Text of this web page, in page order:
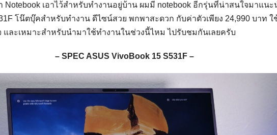
Notebook เอาไว้สำหรับทำงานอยู่บ้าน ผมมี notebook อีกรุ่นที่น่าสนใจมาแน
โน๊ตบุ๊คสำหรับทำงาน ดีไซน์สวย พกพาสะดวก กับค่าตัวเพียง 24,990 บาท ใ
และเหมาะสำหรับนำมาใช้ทำงานในช่วงนี้ไหม ไปรับชมกันเลยครับ
– SPEC ASUS VivoBook 15 S531F –